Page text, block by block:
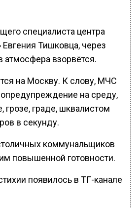
специалиста центра
Тишковца, через
атмосфера взорвётся.
на Москву. К слову, МЧС
на среду,
грозе, граде, шквалистом
в секунду.
коммунальщиков
повышенной готовности.
появилось в ТГ-канале